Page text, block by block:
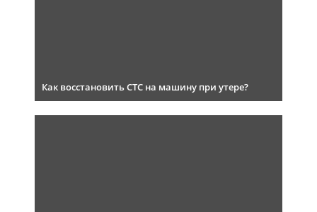
Как восстановить СТС на машину при утере?